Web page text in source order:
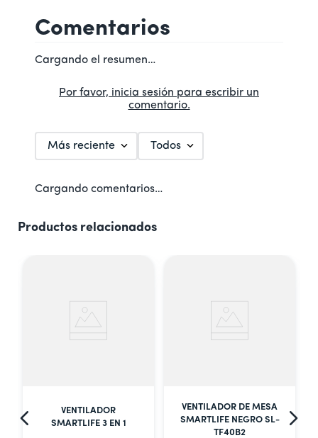
Comentarios
Cargando el resumen…
Por favor, inicia sesión para escribir un
comentario.
Más reciente Todos
Cargando comentarios…
Productos relacionados
VENTILADOR
SMARTLIFE 3 EN 1
VENTILADOR DE MESA
SMARTLIFE NEGRO SL-
TF40B2